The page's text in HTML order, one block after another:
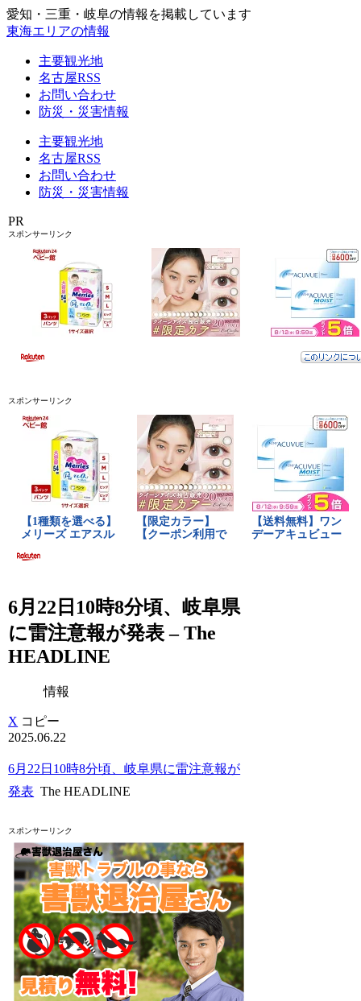
愛知・三重・岐阜の情報を掲載しています
東海エリアの情報
主要観光地
名古屋RSS
お問い合わせ
防災・災害情報
主要観光地
名古屋RSS
お問い合わせ
防災・災害情報
PR
スポンサーリンク
スポンサーリンク
6月22日10時8分頃、岐阜県
に雷注意報が発表 – The
HEADLINE
情報
X コピー
2025.06.22
6月22日10時8分頃、岐阜県に雷注意報が
発表 The HEADLINE
スポンサーリンク